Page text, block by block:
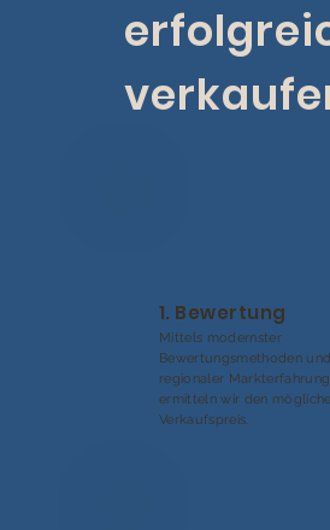
1. Bewertung
Mittels modernster
Bewertungsmethoden und
regionaler Markterfahrung
ermitteln wir den
Verkaufspreis.